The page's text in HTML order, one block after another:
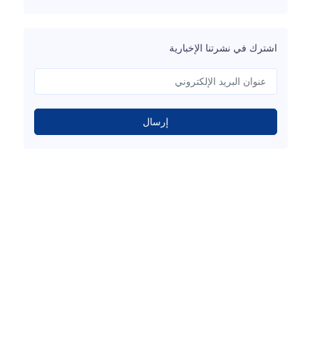
اشترك في نشرتنا الإخبارية
إرسال